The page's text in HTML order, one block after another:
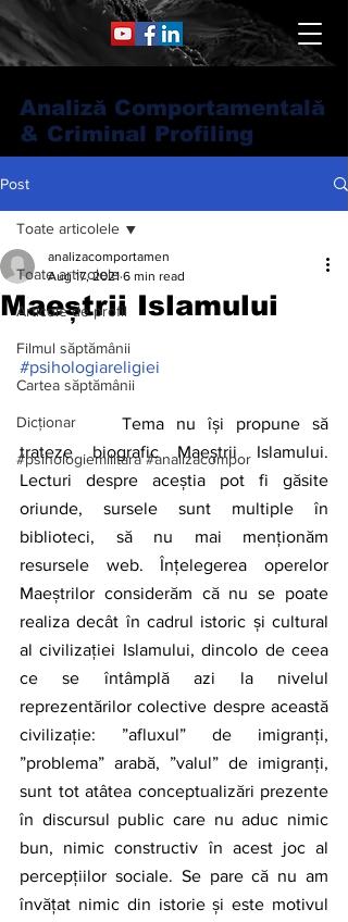
Analiză Comportamentală
& Criminal Profiling
Post
Toate articolele
Articole de profil
Filmul săptămânii
Cartea săptămânii
Dicționar
#psihologiemilitara #analizacompor
Toate articolele
Maeștrii Islamului
analizacomportamen
Aug 17, 2021 6 min read
#psihologiareligiei
		Tema nu își propune să
trateze biografic Maeștrii Islamului.
Lecturi despre aceștia pot fi găsite
oriunde, sursele sunt multiple în
biblioteci, să nu mai menționăm
resursele web. Înțelegerea operelor
Maeștrilor considerăm că nu se poate
realiza decât în cadrul istoric și cultural
al civilizației Islamului, dincolo de ceea
ce se întâmplă azi la nivelul
reprezentărilor colective despre această
civilizație: ”afluxul” de imigranți,
”problema” arabă, ”valul” de imigranți,
sunt tot atâtea conceptualizări prezente
în discursul public care nu aduc nimic
bun, nimic constructiv în acest joc al
percepțiilor sociale. Se pare că nu am
învățat nimic din istorie și este motivul